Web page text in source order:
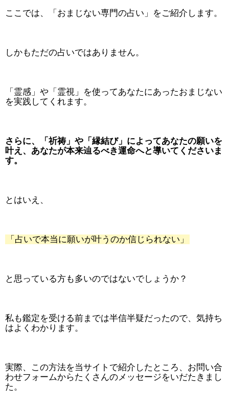
ここでは、「おまじない専門の占い」をご紹介します。
しかもただの占いではありません。
「霊感」や「霊視」を使ってあなたにあったおまじない
を実践してくれます。
さらに、「祈祷」や「縁結び」によってあなたの願いを
叶え、あなたが本来辿るべき運命へと導いてくださいま
す。
とはいえ、
「占いで本当に願いが叶うのか信じられない」
と思っている方も多いのではないでしょうか？
私も鑑定を受ける前までは半信半疑だったので、気持ち
はよくわかります。
実際、この方法を当サイトで紹介したところ、お問い合
わせフォームからたくさんのメッセージをいだたきまし
た。